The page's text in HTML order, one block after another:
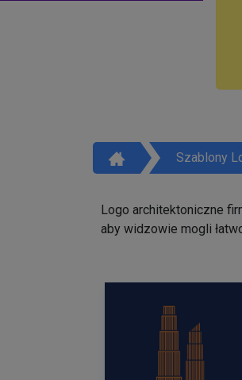
Szablony
Logo architektoniczne
aby widzowie mogli